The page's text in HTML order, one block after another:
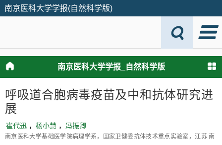
南京医科大学学报(自然科学版)
南京医科大学学报_自然科学版
呼吸道合胞病毒疫苗及中和抗体研究进
展
崔代迅 ， 杨小慧 ， 冯振卿
南京医科大学基础医学院病理学系，国家卫健委抗体技术重点实验室，江苏 南